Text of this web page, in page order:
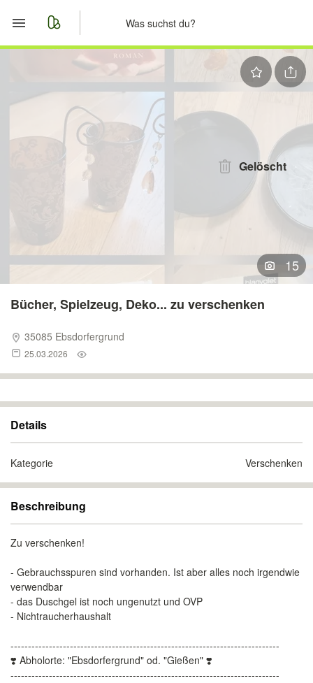
Merkliste
Nachrichten
Anzeige aufgeben
Gelöscht
15
Bücher, Spielzeug, Deko... zu verschenken
35085 Ebsdorfergrund
25.03.2026
Details
Kategorie Verschenken
Beschreibung
Zu verschenken!
- Gebrauchsspuren sind vorhanden. Ist aber alles noch irgendwie
verwendbar
- das Duschgel ist noch ungenutzt und OVP
- Nichtraucherhaushalt
-----------------------------------------------------------------------------
❣️ Abholorte: "Ebsdorfergrund" od. "Gießen" ❣️
-----------------------------------------------------------------------------